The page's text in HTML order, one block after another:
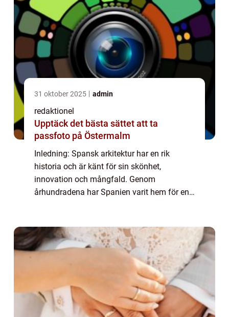
31 oktober 2025 admin
redaktionel
Upptäck det bästa sättet att ta
passfoto på Östermalm
Inledning: Spansk arkitektur har en rik
historia och är känt för sin skönhet,
innovation och mångfald. Genom
århundradena har Spanien varit hem för en
internationella scen...